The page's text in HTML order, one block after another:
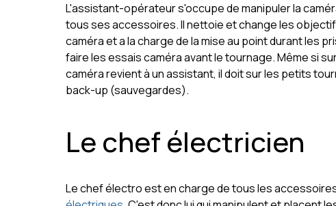
L'assistant-opérateur s'occupe de manipuler la
tous ses accessoires. Il nettoie et change les
caméra et a la charge de la mise au point durant les
faire les essais caméra avant le tournage. Même si
caméra revient à un assistant, il doit sur les petits
back-up (sauvegardes).
Le chef électricien
Le chef électro est en charge de tous les